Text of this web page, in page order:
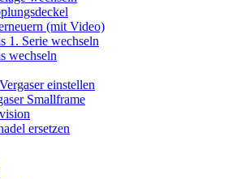
(mit Video)
1. Serie wechseln
wechseln
einstellen
Smallframe
ersetzen